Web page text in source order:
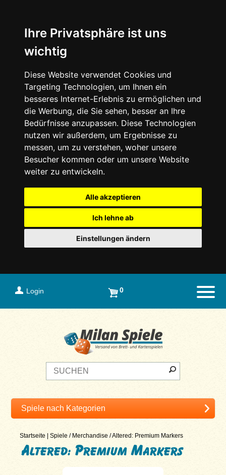
Ihre Privatsphäre ist uns
wichtig
Diese Website verwendet Cookies und
Targeting Technologien, um Ihnen ein
besseres Internet-Erlebnis zu ermöglichen und
die Werbung, die Sie sehen, besser an Ihre
Bedürfnisse anzupassen. Diese Technologien
nutzen wir außerdem, um Ergebnisse zu
messen, um zu verstehen, woher unsere
Besucher kommen oder um unsere Website
weiter zu entwickeln.
Alle akzeptieren
Ich lehne ab
Einstellungen ändern
Login 0
Startseite |Spiele / Merchandise /Altered: Premium Markers
Altered: Premium Markers